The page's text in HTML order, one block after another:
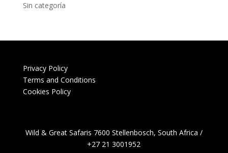
Sin categoría
Privacy Policy
Terms and Conditions
Cookies Policy
Wild & Great Safaris 7600 Stellenbosch, South Africa /
+27 21 3001952